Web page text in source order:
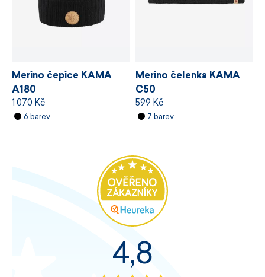
Fleecová podšívka hřeje a pomáhá chránit před
Rozměr 25 × 24 cm.
Snadná údržba.
Vyrobeno v České republice.
Merino čepice KAMA
A180
1 070 Kč
6 barev
Merino čelenka KAMA
C50
599 Kč
7 barev
4,8